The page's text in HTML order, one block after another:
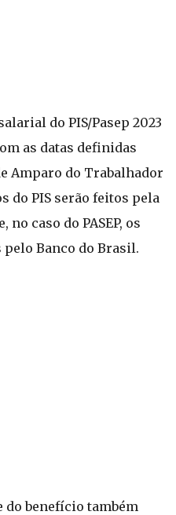
do PIS/Pasep 2023
as datas definidas
Amparo do Trabalhador
do PIS serão feitos pela
no caso do PASEP, os
Banco do Brasil.
do benefício também